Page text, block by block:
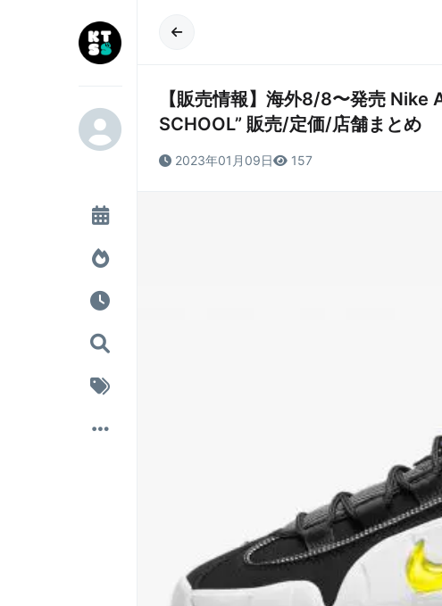
【販売情報】海外8/8〜発売 Nike
SCHOOL” 販売/定価/店舗まとめ
2023年01月09日 157